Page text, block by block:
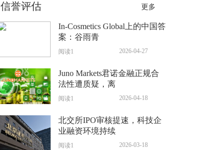
信誉评估 更多
In-Cosmetics Global上的中国答
案：谷雨青
阅读1 2026-04-27
Juno Markets君诺金融正规合
法性遭质疑，离
阅读1 2026-04-18
北交所IPO审核提速，科技企
业融资环境持续
阅读1 2026-03-18